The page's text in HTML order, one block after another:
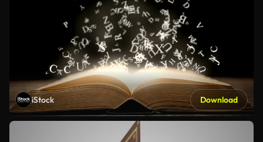
iStock Download